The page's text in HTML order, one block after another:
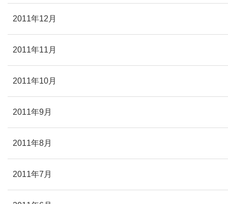
2011年12月
2011年11月
2011年10月
2011年9月
2011年8月
2011年7月